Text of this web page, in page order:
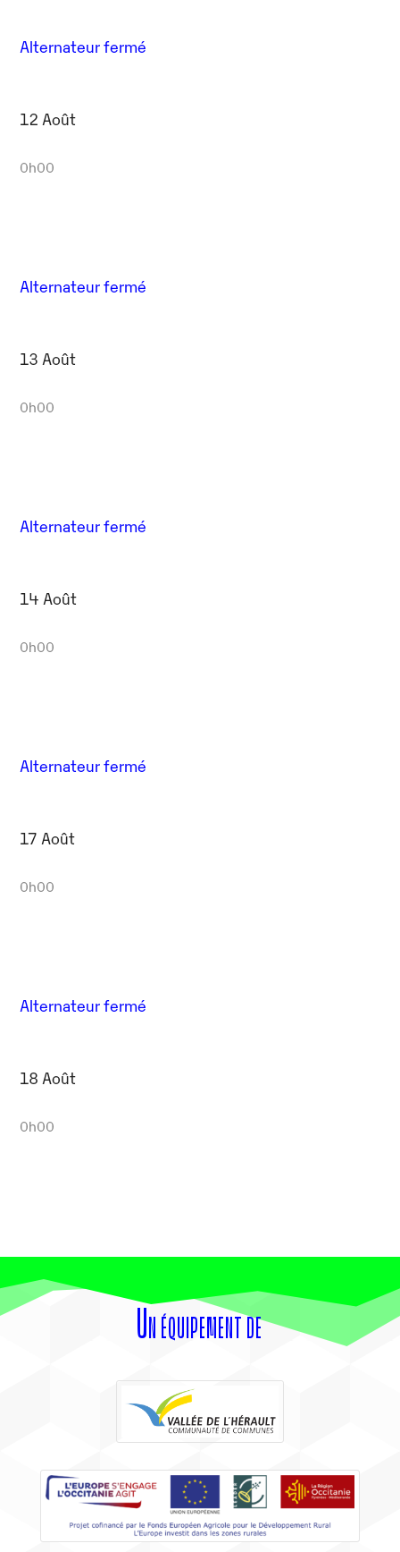
Alternateur fermé
12 Août
0h00
Alternateur fermé
13 Août
0h00
Alternateur fermé
14 Août
0h00
Alternateur fermé
17 Août
0h00
Alternateur fermé
18 Août
0h00
Un équipement de